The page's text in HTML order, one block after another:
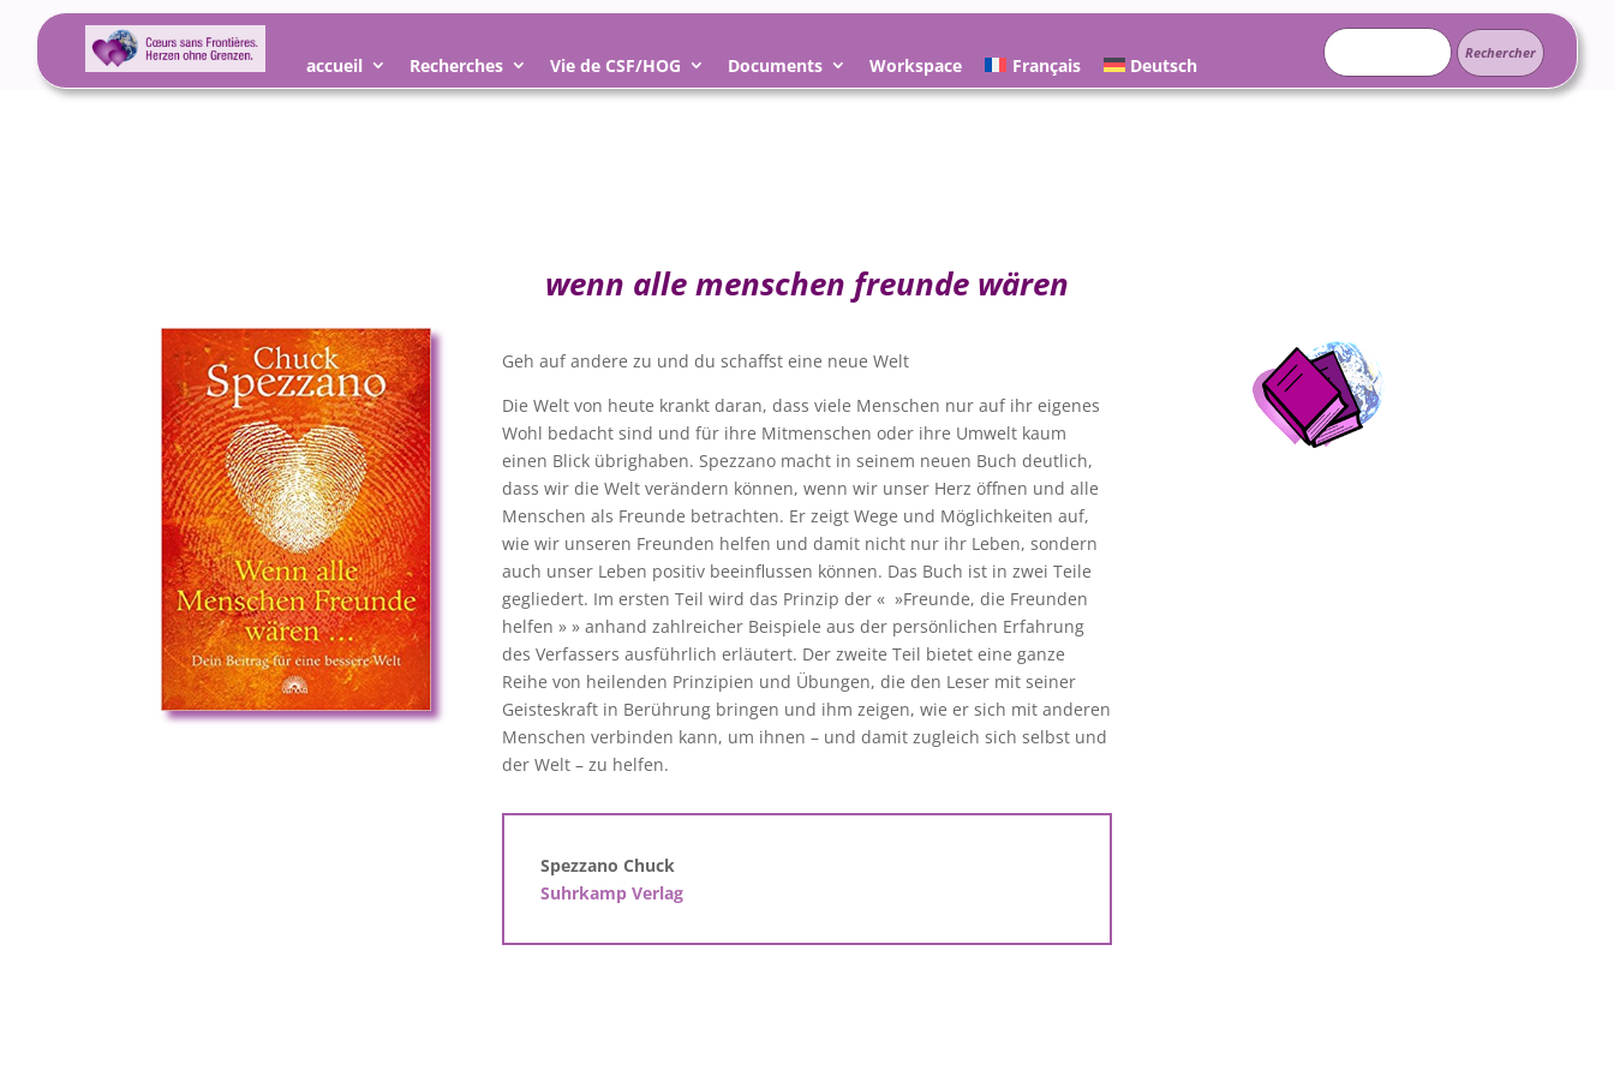
accueil Recherches Vie de CSF/HOG Documents Workspace Français Deutsch
Rechercher :
wenn alle menschen freunde wären
Geh auf andere zu und du schaffst eine neue Welt
Die Welt von heute krankt daran, dass viele Menschen nur auf ihr eigenes
Wohl bedacht sind und für ihre Mitmenschen oder ihre Umwelt kaum
einen Blick übrighaben. Spezzano macht in seinem neuen Buch deutlich,
dass wir die Welt verändern können, wenn wir unser Herz öffnen und alle
Menschen als Freunde betrachten. Er zeigt Wege und Möglichkeiten auf,
wie wir unseren Freunden helfen und damit nicht nur ihr Leben, sondern
auch unser Leben positiv beeinflussen können. Das Buch ist in zwei Teile
gegliedert. Im ersten Teil wird das Prinzip der « »Freunde, die Freunden
helfen » » anhand zahlreicher Beispiele aus der persönlichen Erfahrung
des Verfassers ausführlich erläutert. Der zweite Teil bietet eine ganze
Reihe von heilenden Prinzipien und Übungen, die den Leser mit seiner
Geisteskraft in Berührung bringen und ihm zeigen, wie er sich mit anderen
Menschen verbinden kann, um ihnen – und damit zugleich sich selbst und
der Welt – zu helfen.
Spezzano Chuck
Suhrkamp Verlag